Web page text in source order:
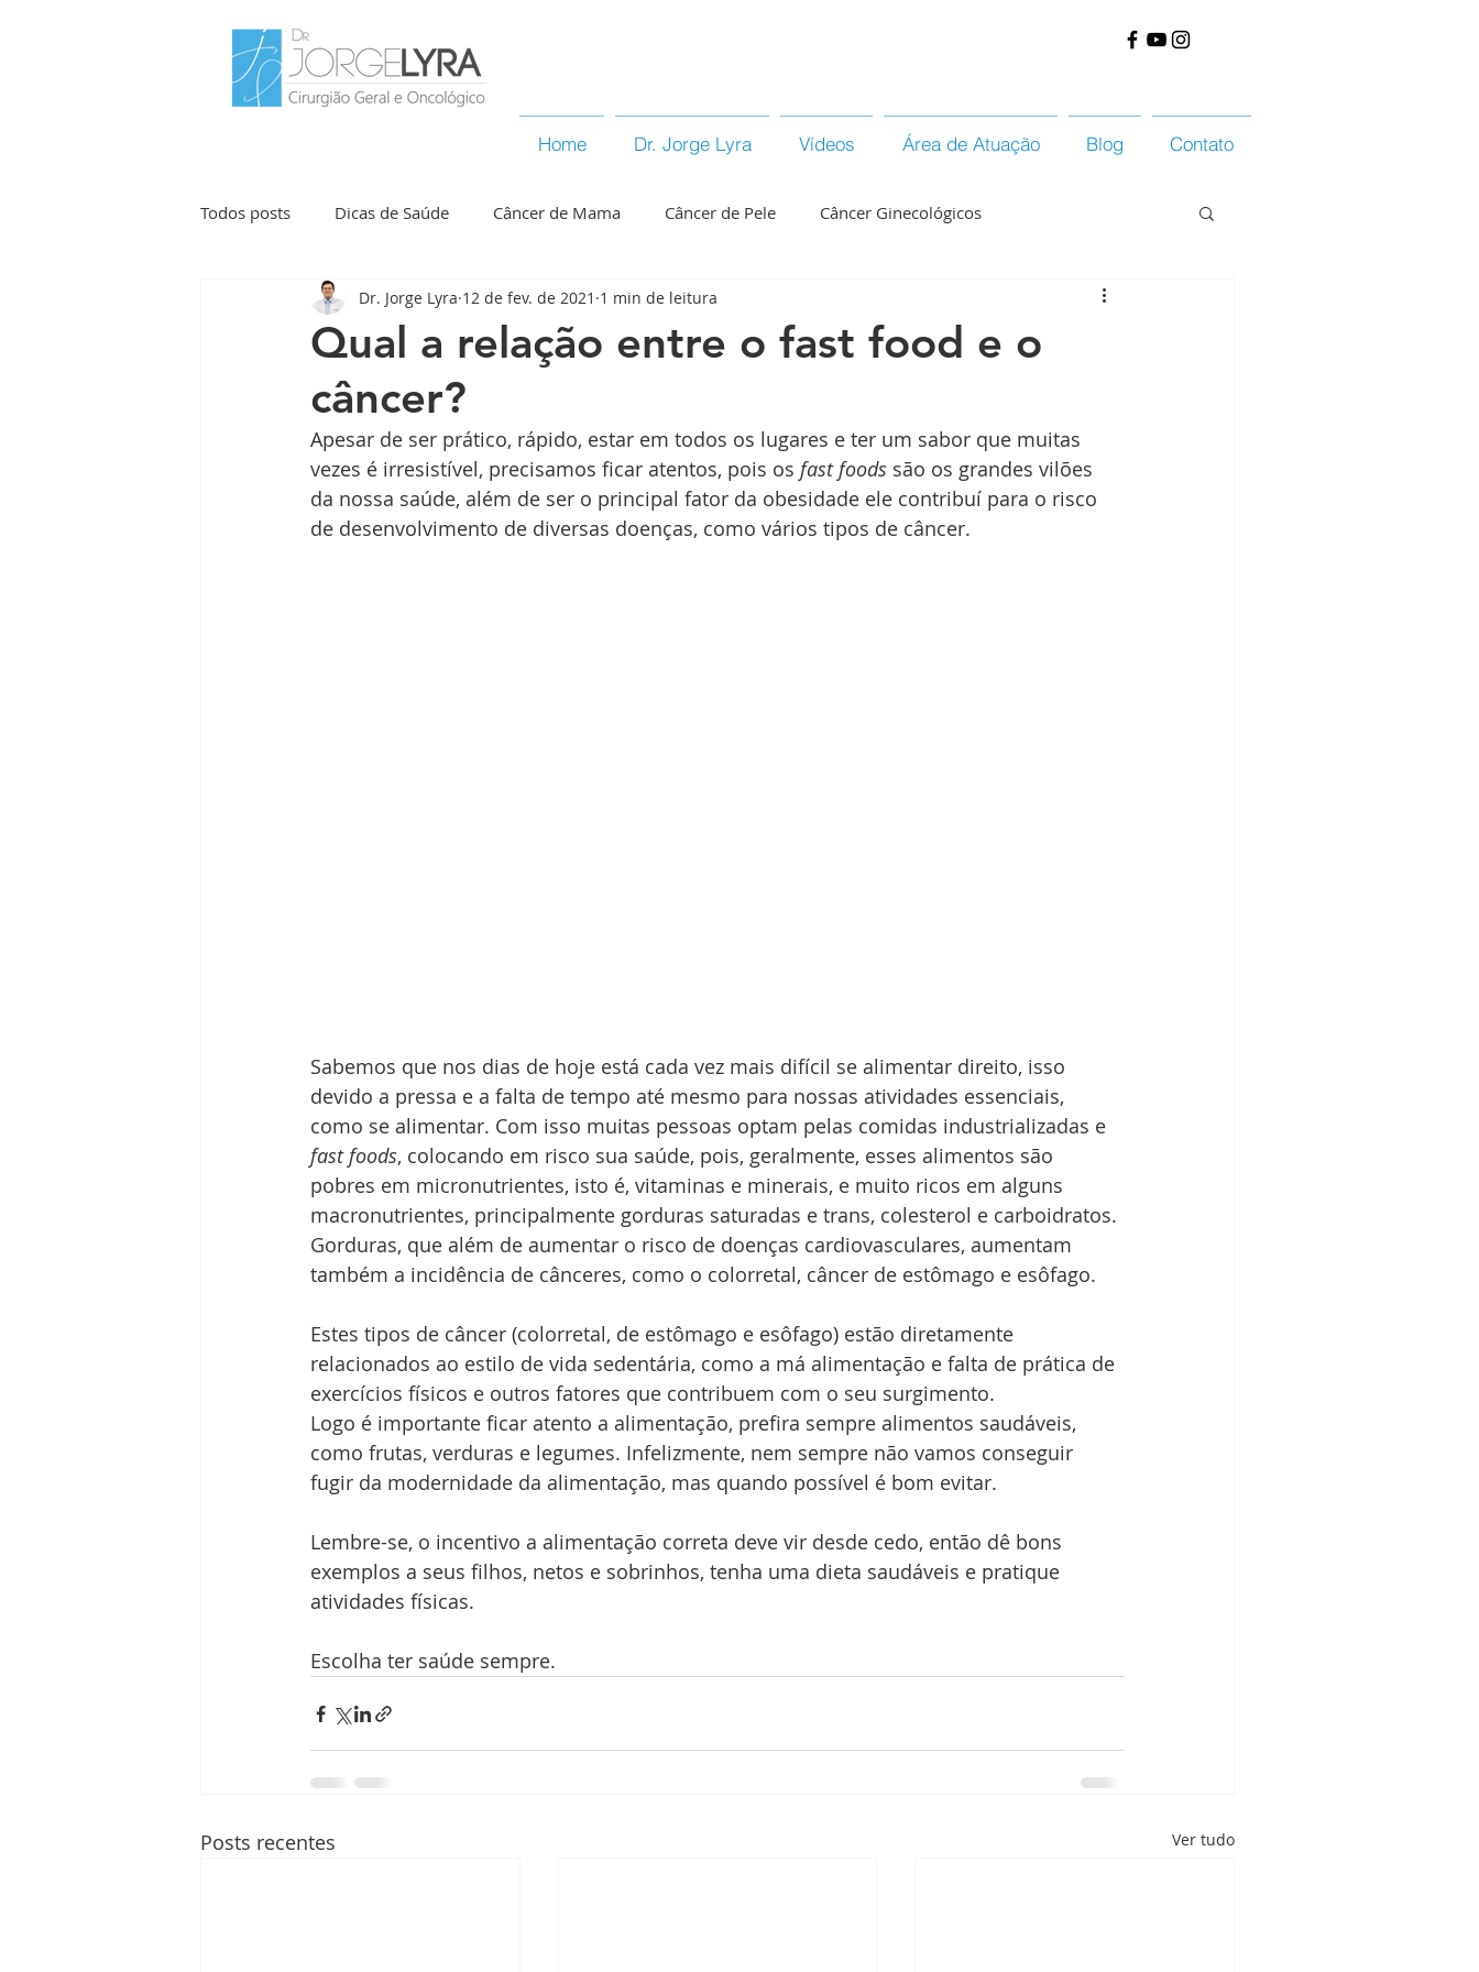
Home Dr. Jorge Lyra Vídeos Área de Atuação Blog Contato
Todos posts Dicas de Saúde Câncer de Mama Câncer de Pele Câncer Ginecológicos
Câncer do Fígado e Vias B Câncer do Aparelho Digest
Qual a relação entre o fast food e o
câncer?
Dr. Jorge Lyra 12 de fev. de 2021 1 min de leitura
Apesar de ser prático, rápido, estar em todos os lugares e ter um sabor que muitas
vezes é irresistível, precisamos ficar atentos, pois os fast foods são os grandes vilões
da nossa saúde, além de ser o principal fator da obesidade ele contribuí para o risco
de desenvolvimento de diversas doenças, como vários tipos de câncer.
Sabemos que nos dias de hoje está cada vez mais difícil se alimentar direito, isso
devido a pressa e a falta de tempo até mesmo para nossas atividades essenciais,
como se alimentar. Com isso muitas pessoas optam pelas comidas industrializadas e
fast foods, colocando em risco sua saúde, pois, geralmente, esses alimentos são
pobres em micronutrientes, isto é, vitaminas e minerais, e muito ricos em alguns
macronutrientes, principalmente gorduras saturadas e trans, colesterol e carboidratos.
Gorduras, que além de aumentar o risco de doenças cardiovasculares, aumentam
também a incidência de cânceres, como o colorretal, câncer de estômago e esôfago.
Estes tipos de câncer (colorretal, de estômago e esôfago) estão diretamente
relacionados ao estilo de vida sedentária, como a má alimentação e falta de prática de
exercícios físicos e outros fatores que contribuem com o seu surgimento.
Logo é importante ficar atento a alimentação, prefira sempre alimentos saudáveis,
como frutas, verduras e legumes. Infelizmente, nem sempre não vamos conseguir
fugir da modernidade da alimentação, mas quando possível é bom evitar.
Lembre-se, o incentivo a alimentação correta deve vir desde cedo, então dê bons
exemplos a seus filhos, netos e sobrinhos, tenha uma dieta saudáveis e pratique
atividades físicas.
Escolha ter saúde sempre.
Posts recentes Ver tudo